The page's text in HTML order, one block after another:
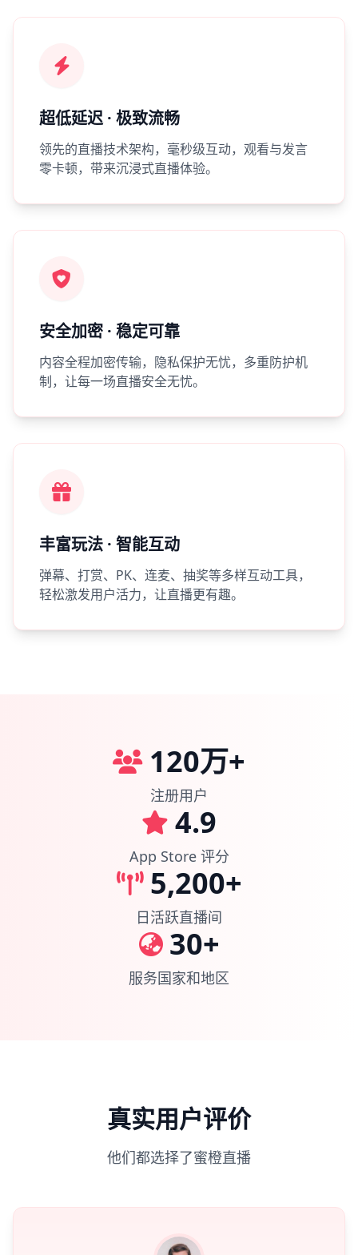
超低延迟 · 极致流畅
领先的直播技术架构，毫秒级互动，观看与发言
零卡顿，带来沉浸式直播体验。
安全加密 · 稳定可靠
内容全程加密传输，隐私保护无忧，多重防护机
制，让每一场直播安全无忧。
丰富玩法 · 智能互动
弹幕、打赏、PK、连麦、抽奖等多样互动工具，
轻松激发用户活力，让直播更有趣。
120万+
注册用户
4.9
App Store 评分
5,200+
日活跃直播间
30+
服务国家和地区
真实用户评价
他们都选择了蜜橙直播